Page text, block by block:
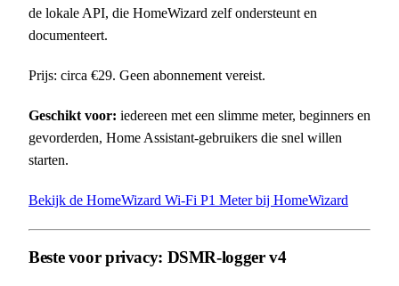
de lokale API, die HomeWizard zelf ondersteunt en
documenteert.
Prijs: circa €29. Geen abonnement vereist.
Geschikt voor: iedereen met een slimme meter, beginners en
gevorderden, Home Assistant-gebruikers die snel willen
starten.
Bekijk de HomeWizard Wi-Fi P1 Meter bij HomeWizard
Beste voor privacy: DSMR-logger v4